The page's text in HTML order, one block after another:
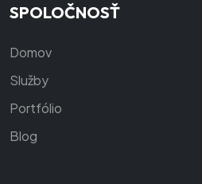
SPOLOČNOSŤ
Domov
Služby
Portfólio
Blog